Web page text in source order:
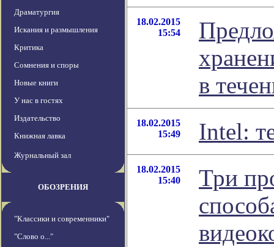
Драматургия
Искания и размышления
Критика
Сомнения и споры
Новые книги
У нас в гостях
Издательство
Книжная лавка
Журнальный зал
ОБОЗРЕНИЯ
"Классики и современники"
"Слово о..."
18.02.2015
15:54
в
18.02.2015
15:49
Intel:
18.02.2015
15:40
Три